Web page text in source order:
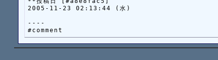
2005-11-23 02:13:44 (水)
----